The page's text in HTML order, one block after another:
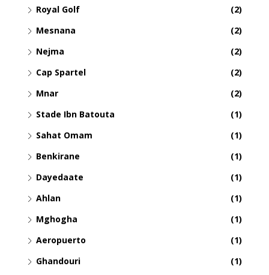
Royal Golf
(2)
Mesnana
(2)
Nejma
(2)
Cap Spartel
(2)
Mnar
(2)
Stade Ibn Batouta
(1)
Sahat Omam
(1)
Benkirane
(1)
Dayedaate
(1)
Ahlan
(1)
Mghogha
(1)
Aeropuerto
(1)
Ghandouri
(1)